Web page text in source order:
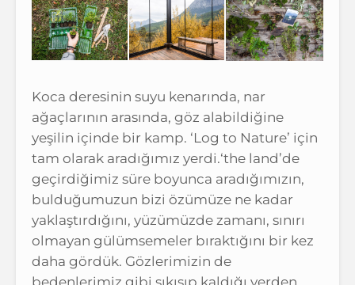
Koca deresinin suyu kenarında, nar
ağaçlarının arasında, göz alabildiğine
yeşilin içinde bir kamp. ‘Log to Nature’ için
tam olarak aradığımız yerdi.‘the land’de
geçirdiğimiz süre boyunca aradığımızın,
bulduğumuzun bizi özümüze ne kadar
yaklaştırdığını, yüzümüzde zamanı, sınırı
olmayan gülümsemeler bıraktığını bir kez
daha gördük. Gözlerimizin de
bedenlerimiz gibi sıkışıp kaldığı yerden